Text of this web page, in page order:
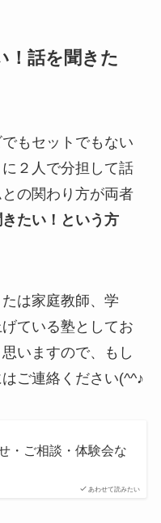
！話を聞きた
もセットでもない
２人で分担して話
の関わり方が両者
たい！という方
は家庭教師、学
ている塾としてお
いますので、もし
ご連絡ください(^^♪
あわせて読みたい
・ご相談・体験会な